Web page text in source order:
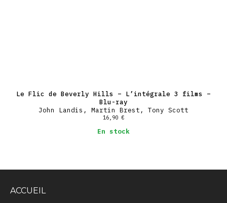
Le Flic de Beverly Hills – L’intégrale 3 films –
Blu-ray
John Landis, Martin Brest, Tony Scott
16,90 €
En stock
ACCUEIL